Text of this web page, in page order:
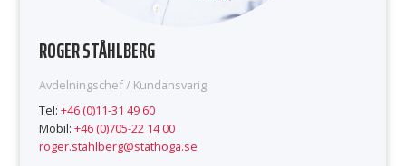
ROGER STÅHLBERG
Avdelningschef / Kundansvarig
Tel: +46 (0)11-31 49 60
Mobil: +46 (0)705-22 14 00
roger.stahlberg@stathoga.se